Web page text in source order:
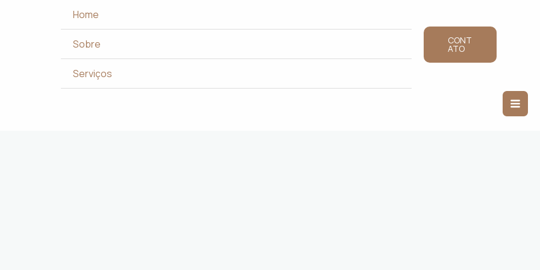
Home
Sobre
Serviços
CONT
ATO
e desejos dos clientes.
dos usuários.